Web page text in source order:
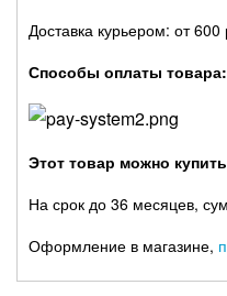
Доставка курьером: от 600
Способы оплаты товара:
Этот товар можно
На срок до 36 месяцев,
Оформление в магазине,